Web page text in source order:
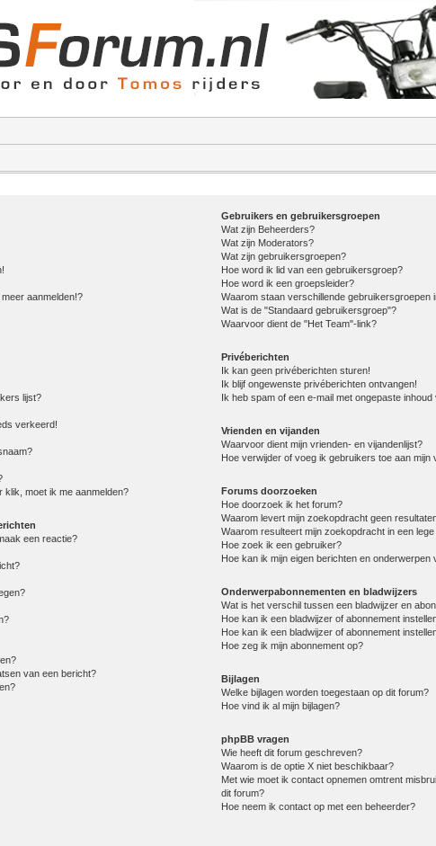
aanmelden!?
lijst?
verkeerd!
klik, moet ik me aanmelden?
een reactie?
van een bericht?
Gebruikers en gebruikersgroepen
Wat zijn Beheerders?
Wat zijn Moderators?
Wat zijn gebruikersgroepen?
Hoe word ik lid van een gebruikersgroep?
Hoe word ik een groepsleider?
Waarom staan verschillende gebruikersgroepen
Wat is de "Standaard gebruikersgroep"?
Waarvoor dient de "Het Team"-link?
Privéberichten
Ik kan geen privéberichten sturen!
Ik blijf ongewenste privéberichten ontvangen!
Ik heb spam of een e-mail met ongepaste
Vrienden en vijanden
Waarvoor dient mijn vrienden- en vijandenlijst?
Hoe verwijder of voeg ik gebruikers toe aan mijn
Forums doorzoeken
Hoe doorzoek ik het forum?
Waarom levert mijn zoekopdracht geen
Waarom resulteert mijn zoekopdracht in een lege
Hoe zoek ik een gebruiker?
Hoe kan ik mijn eigen berichten en onderwerpen
Onderwerpabonnementen en bladwijzers
Wat is het verschil tussen een bladwijzer en
Hoe kan ik een bladwijzer of abonnement
Hoe kan ik een bladwijzer of abonnement
Hoe zeg ik mijn abonnement op?
Bijlagen
Welke bijlagen worden toegestaan op dit forum?
Hoe vind ik al mijn bijlagen?
phpBB vragen
Wie heeft dit forum geschreven?
Waarom is de optie X niet beschikbaar?
Met wie moet ik contact opnemen omtrent
dit forum?
Hoe neem ik contact op met een beheerder?